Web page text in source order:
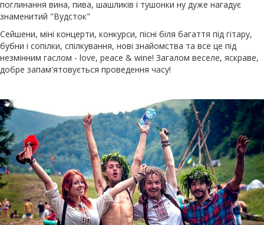
поглинання вина, пива, шашликів і тушонки ну дуже нагадує
знаменитий "Вудсток"
Сейшени, міні концерти, конкурси, пісні біля багаття під гітару,
бубни і сопілки, спілкування, нові знайомства та все це під
незмінним гаслом - love, peace & wine! Загалом веселе, яскраве,
добре запам'ятовується проведення часу!